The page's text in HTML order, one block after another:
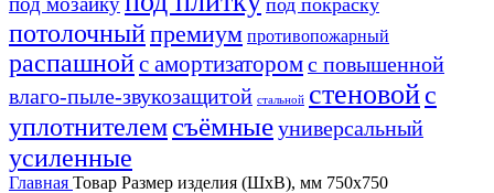
потолочныйпремиум противопожарный
распашнойс амортизаторомс повышенной
влаго-пыле-звукозащитой стальной стеновойс
уплотнителемсъёмныеуниверсальный
усиленные
Главная Товар Размер изделия (ШхВ), мм 750х750